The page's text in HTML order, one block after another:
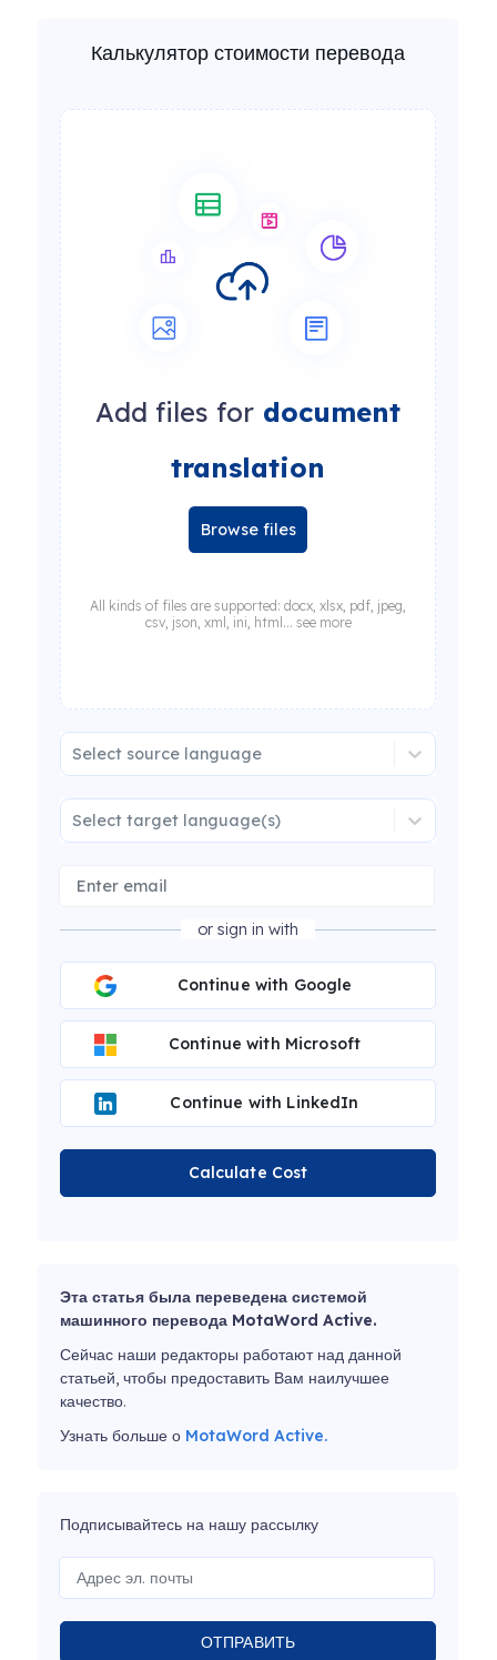
Калькулятор стоимости перевода
Add files for document
translation
Browse files
All kinds of files are supported: docx, xlsx, pdf, jpeg,
csv, json, xml, ini, html... see more
Select source language
Select target language(s)
or sign in with
Continue with Google
Continue with Microsoft
Continue with LinkedIn
Calculate Cost
Эта статья была переведена системой
машинного перевода MotaWord Active.
Сейчас наши редакторы работают над данной
статьей, чтобы предоставить Вам наилучшее
качество.
Узнать больше о MotaWord Active.
Подписывайтесь на нашу рассылку
ОТПРАВИТЬ